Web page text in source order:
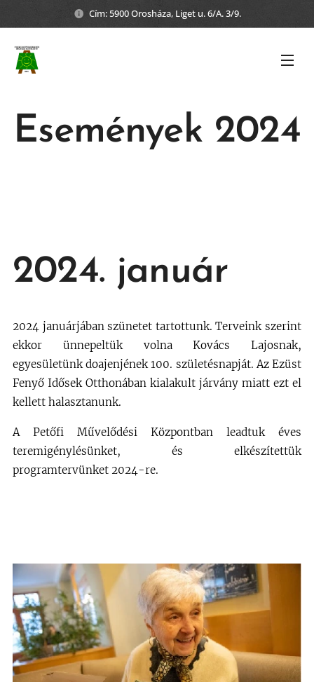
Cím: 5900 Orosháza, Liget u. 6/A. 3/9.
Események 2024
2024. január
2024 januárjában szünetet tartottunk. Terveink szerint
ekkor ünnepeltük volna Kovács Lajosnak,
egyesületünk doajenjének 100. születésnapját. Az Ezüst
Fenyő Idősek Otthonában kialakult járvány miatt ezt el
kellett halasztanunk.
A Petőfi Művelődési Központban leadtuk éves
teremigénylésünket, és elkészítettük
programtervünket 2024-re.